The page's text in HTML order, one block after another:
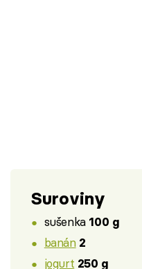
Suroviny
sušenka 100 g
banán 2
jogurt 250 g